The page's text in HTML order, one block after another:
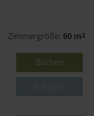
Zimmergröße: 60 m2
Buchen